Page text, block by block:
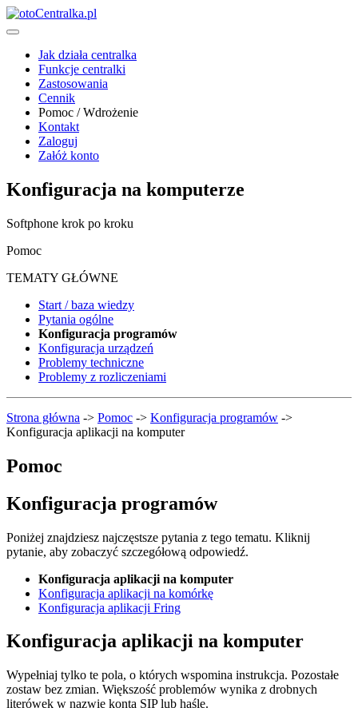
Jak działa centralka
Funkcje centralki
Zastosowania
Cennik
Pomoc / Wdrożenie
Kontakt
Zaloguj
Załóż konto
Konfiguracja na komputerze
Softphone krok po kroku
Pomoc
TEMATY GŁÓWNE
Start / baza wiedzy
Pytania ogólne
Konfiguracja programów
Konfiguracja urządzeń
Problemy techniczne
Problemy z rozliczeniami
Strona główna -> Pomoc -> Konfiguracja programów ->
Konfiguracja aplikacji na komputer
Pomoc
Konfiguracja programów
Poniżej znajdziesz najczęstsze pytania z tego tematu. Kliknij
pytanie, aby zobaczyć szczegółową odpowiedź.
Konfiguracja aplikacji na komputer
Konfiguracja aplikacji na komórkę
Konfiguracja aplikacji Fring
Konfiguracja aplikacji na komputer
Wypełniaj tylko te pola, o których wspomina instrukcja. Pozostałe
zostaw bez zmian. Większość problemów wynika z drobnych
literówek w nazwie konta SIP lub haśle.